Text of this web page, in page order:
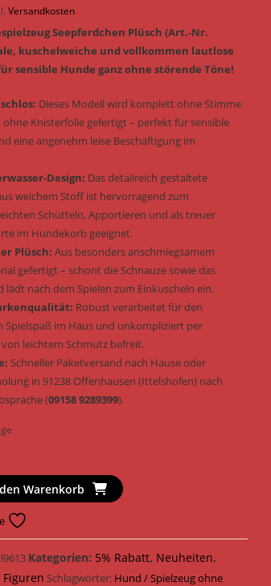
Versandkosten
Seepferdchen Plüsch (Art.-Nr.
kuschelweiche und vollkommen lautlose
sensible Hunde ganz ohne störende Töne!
Dieses Modell wird komplett ohne Stimme
ohne Knisterfolie gefertigt – perfekt für sensible
eine angenehm leise Beschäftigung im
Design: Das detailreich gestaltete
weichem Stoff ist hervorragend zum
Schütteln, Apportieren und als treuer
im Hundekorb geeignet.
Plüsch: Aus besonders anschmiegsamem
gefertigt – schont die Schnauze sowie das
lädt nach dem Spielen zum Einkuscheln ein.
Robust verarbeitet für den
Spielspaß im Haus und unkompliziert per
leichtem Schmutz befreit.
Schneller Paketversand nach Hause oder
in 91238 Offenhausen (Ittelshofen) nach
(09158 9289399).
Warenkorb
Kategorien: 5% Rabatt, Neuheiten,
Schlagwörter: Hund / Spielzeug ohne